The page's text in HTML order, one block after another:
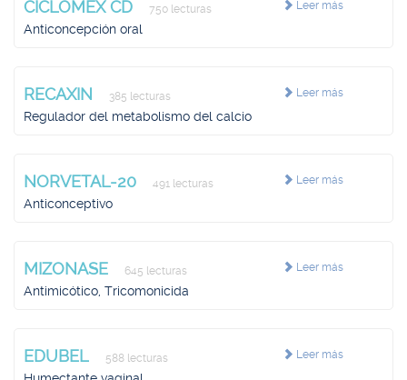
Leer más
CICLOMEX CD 750 lecturas
Anticoncepción oral
Leer más
RECAXIN 385 lecturas
Regulador del metabolismo del calcio
Leer más
NORVETAL-20 491 lecturas
Anticonceptivo
Leer más
MIZONASE 645 lecturas
Antimicótico, Tricomonicida
Leer más
EDUBEL 588 lecturas